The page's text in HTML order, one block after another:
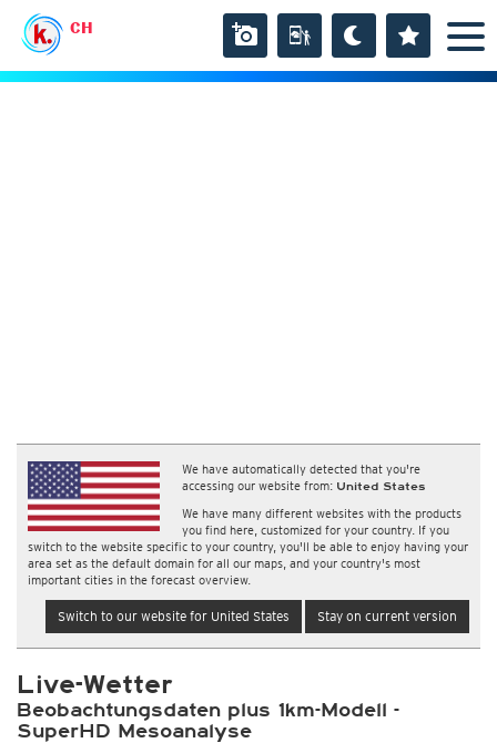
CH
We have automatically detected that you're
accessing our website from: United States
We have many different websites with the products
you find here, customized for your country. If you
switch to the website specific to your country, you'll be able to enjoy having your
area set as the default domain for all our maps, and your country's most
important cities in the forecast overview.
Switch to our website for United States Stay on current version
Live-Wetter
Beobachtungsdaten plus 1km-Modell -
SuperHD Mesoanalyse